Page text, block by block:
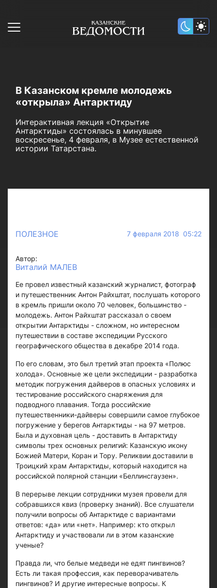
В Казанском кремле молодежь
«открыла» Антарктиду
Интерактивная лекция «Открытие
Антарктиды» состоялась в минувшее
воскресенье, 4 февраля, в Музее естественной
истории Татарстана.
ПОЛЕЗНОЕ 7 февраля 2018 05:22
Автор:
Виталий МАЛЕВ
Ее провел известный казанский журналист, фотограф
и путешественник Антон Райхштат, послушать которого
в кремль пришли около 70 человек, большинство -
молодежь. Антон Райхштат рассказал о своем
открытии Антарктиды - сложном, но интересном
путешествии в составе экспедиции Русского
географического общества в декабре 2014 года.
По его словам, это был третий этап проекта «Полюс
холода». Основные же цели экспедиции - разработка
методик погружения дайверов в опасных условиях и
тестирование российского снаряжения для
подводного плавания. Тогда российские
путешественники-дайверы совершили самое глубокое
погружение у берегов Антарктиды - на 97 метров.
Была и духовная цель - доставить в Антарктиду
символы трех основных религий: Казанскую икону
Божией Матери, Коран и Тору. Реликвии доставили в
Троицкий храм Антарктиды, который находится на
российской полярной станции «Беллинсгаузен».
В перерыве лекции сотрудники музея провели для
собравшихся квиз (проверку знаний). Все слушатели
получили вопросы об Антарктиде с вариантами
ответов: «да» или «нет». Например: кто открыл
Антарктиду и участвовали ли в этом казанские
ученые?
Правда ли, что белые медведи не едят пингвинов?
Есть ли такая профессия, как переворачиватель
пингвинов? И другие интересные вопросы. К